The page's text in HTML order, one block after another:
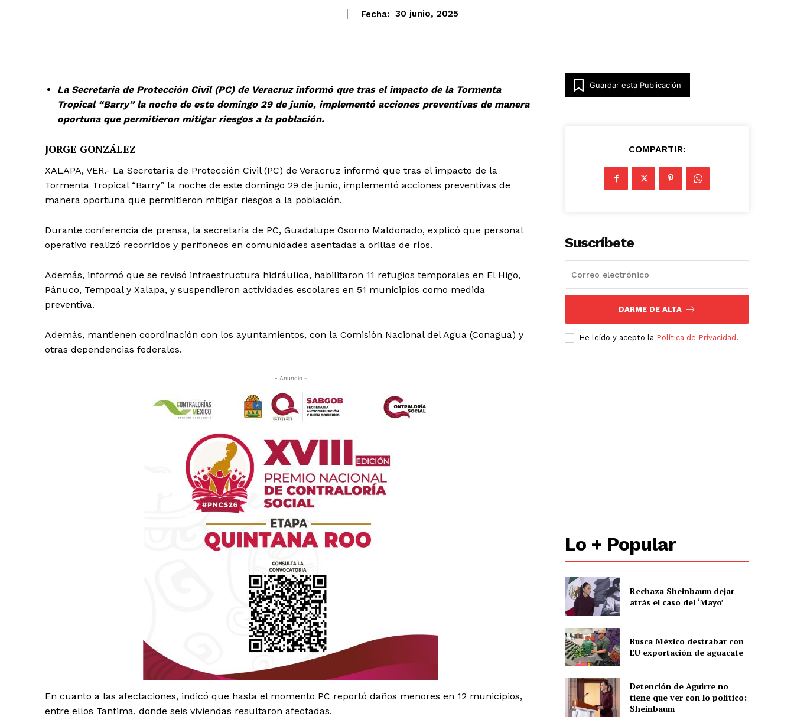
Luces
Del Siglo
Nosotros
Contacto
Fecha: 30 junio, 2025
La Secretaría de Protección Civil (PC) de Veracruz informó que tras el impacto de la Tormenta
Tropical “Barry” la noche de este domingo 29 de junio, implementó acciones preventivas de manera
oportuna que permitieron mitigar riesgos a la población.
JORGE GONZÁLEZ
XALAPA, VER.- La Secretaría de Protección Civil (PC) de Veracruz informó que tras el impacto de la
Tormenta Tropical “Barry” la noche de este domingo 29 de junio, implementó acciones preventivas de
manera oportuna que permitieron mitigar riesgos a la población.
Durante conferencia de prensa, la secretaria de PC, Guadalupe Osorno Maldonado, explicó que personal
operativo realizó recorridos y perifoneos en comunidades asentadas a orillas de ríos.
Además, informó que se revisó infraestructura hidráulica, habilitaron 11 refugios temporales en El Higo,
Pánuco, Tempoal y Xalapa, y suspendieron actividades escolares en 51 municipios como medida
preventiva.
Además, mantienen coordinación con los ayuntamientos, con la Comisión Nacional del Agua (Conagua) y
otras dependencias federales.
- Anuncio -
En cuanto a las afectaciones, indicó que hasta el momento PC reportó daños menores en 12 municipios,
entre ellos Tantima, donde seis viviendas resultaron afectadas.
Guardar esta Publicación
COMPARTIR:
Suscríbete
DARME DE ALTA
He leído y acepto la Política de Privacidad .
Lo + Popular
Rechaza Sheinbaum dejar
atrás el caso del ‘Mayo’
Busca México destrabar con
EU exportación de aguacate
Detención de Aguirre no
tiene que ver con lo político:
Sheinbaum